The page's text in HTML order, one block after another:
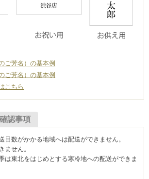
ご芳名）の基本例
ご芳名）の基本例
こちら
確認事項
数がかかる地域へは配送ができません。
ません。
は東北をはじめとする寒冷地への配送ができま